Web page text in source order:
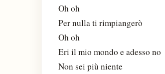
Oh oh
Per nulla ti rimpiangerò
Oh oh
Eri il mio mondo e adesso no
Non sei più niente